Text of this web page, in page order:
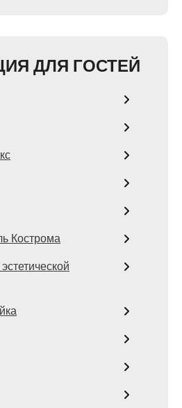
ДЛЯ ГОСТЕЙ
Кострома